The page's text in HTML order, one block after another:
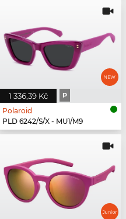
1 336,39 Kč P
Polaroid
PLD 6242/S/X - MU1/M9